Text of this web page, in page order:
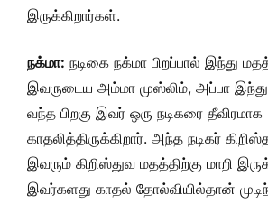
இருக்கிறார்கள்.
நக்மா: நடிகை நக்மா பிறப்பால் இந்து
இவருடைய அம்மா முஸ்லிம், அப்பா இந்து.
வந்த பிறகு இவர் ஒரு நடிகரை தீவிரமாக
காதலித்திருக்கிறார். அந்த நடிகர்
இவரும் கிறிஸ்துவ மதத்திற்கு மாறி
இவர்களது காதல் தோல்வியில்தான்